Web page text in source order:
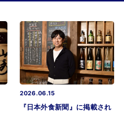
2026.06.15
『日本外食新聞』に掲載され